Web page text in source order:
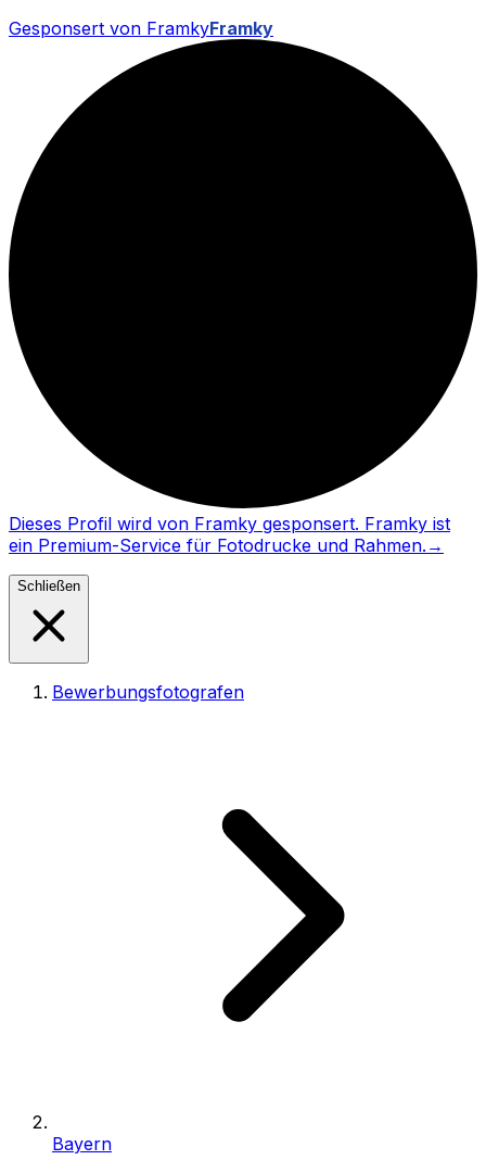
Gesponsert von FramkyFramky
Dieses Profil wird von Framky gesponsert. Framky ist
ein Premium-Service für Fotodrucke und Rahmen. →
Schließen
Bewerbungsfotografen
Bayern